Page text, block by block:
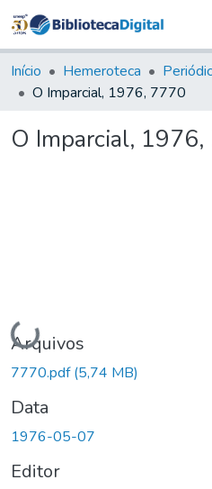
&
Tudo
Início Hemeroteca
O Imparcial, 1976, 7770
O Imparcial,
Carregando...
Arquivos
7770.pdf(5,74 MB)
Data
1976-05-07
Editor